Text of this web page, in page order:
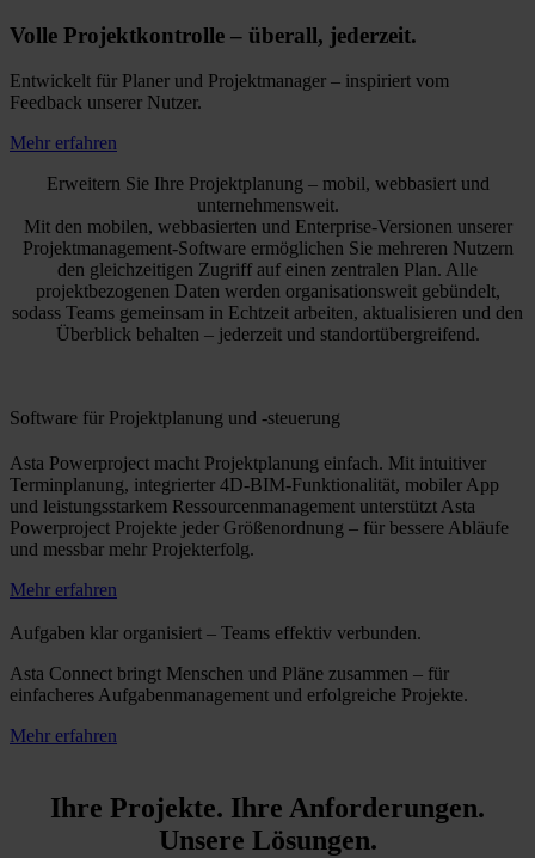
Volle Projektkontrolle – überall, jederzeit.
Entwickelt für Planer und Projektmanager – inspiriert vom
Feedback unserer Nutzer.
Mehr erfahren
Erweitern Sie Ihre Projektplanung – mobil, webbasiert und
unternehmensweit.
Mit den mobilen, webbasierten und Enterprise-Versionen unserer
Projektmanagement-Software ermöglichen Sie mehreren Nutzern
den gleichzeitigen Zugriff auf einen zentralen Plan. Alle
projektbezogenen Daten werden organisationsweit gebündelt,
sodass Teams gemeinsam in Echtzeit arbeiten, aktualisieren und den
Überblick behalten – jederzeit und standortübergreifend.
Software für Projektplanung und -steuerung
Asta Powerproject macht Projektplanung einfach. Mit intuitiver
Terminplanung, integrierter 4D-BIM-Funktionalität, mobiler App
und leistungsstarkem Ressourcenmanagement unterstützt Asta
Powerproject Projekte jeder Größenordnung – für bessere Abläufe
und messbar mehr Projekterfolg.
Mehr erfahren
Aufgaben klar organisiert – Teams effektiv verbunden.
Asta Connect bringt Menschen und Pläne zusammen – für
einfacheres Aufgabenmanagement und erfolgreiche Projekte.
Mehr erfahren
Ihre Projekte. Ihre Anforderungen.
Unsere Lösungen.